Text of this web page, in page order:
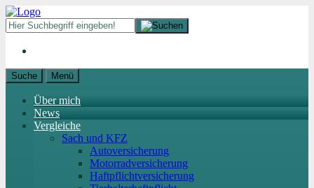
Suche Menü
Über mich
News
Vergleiche
Sach und KFZ
Autoversicherung
Motorradversicherung
Haftpflichtversicherung